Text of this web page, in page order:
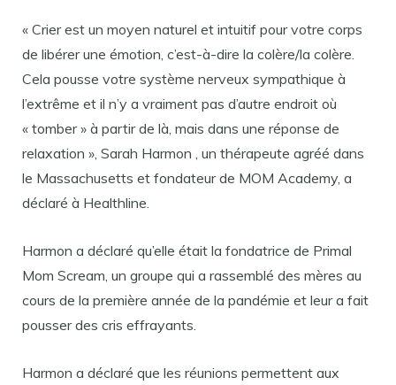
« Crier est un moyen naturel et intuitif pour votre corps
de libérer une émotion, c’est-à-dire la colère/la colère.
Cela pousse votre système nerveux sympathique à
l’extrême et il n’y a vraiment pas d’autre endroit où
« tomber » à partir de là, mais dans une réponse de
relaxation », Sarah Harmon , un thérapeute agréé dans
le Massachusetts et fondateur de MOM Academy, a
déclaré à Healthline.
Harmon a déclaré qu’elle était la fondatrice de Primal
Mom Scream, un groupe qui a rassemblé des mères au
cours de la première année de la pandémie et leur a fait
pousser des cris effrayants.
Harmon a déclaré que les réunions permettent aux